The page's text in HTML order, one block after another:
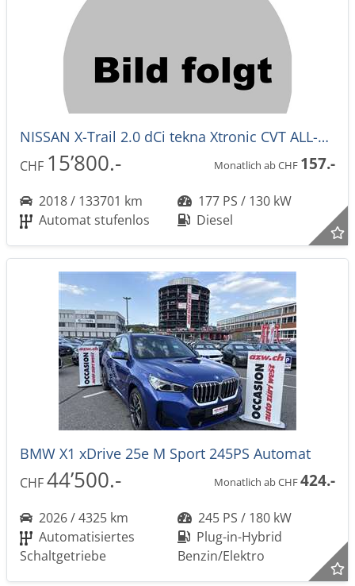
NISSAN X-Trail 2.0 dCi tekna Xtronic CVT ALL-MODE 4x4
CHF 15’800.- Monatlich ab CHF 157.-
2018 / 133701 km
177 PS / 130 kW
Automat stufenlos
Diesel
BMW X1 xDrive 25e M Sport 245PS Automat
CHF44’500.- Monatlich ab CHF424.-
2026 / 4325 km
245 PS / 180 kW
Automatisiertes
Schaltgetriebe
Plug-in-Hybrid
Benzin/Elektro